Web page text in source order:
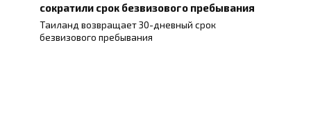
сократили срок безвизового пребывания
Таиланд возвращает 30-дневный срок
безвизового пребывания